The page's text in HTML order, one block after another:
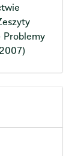
Problemy